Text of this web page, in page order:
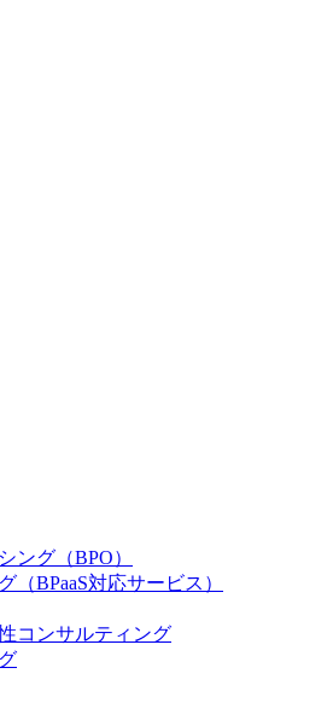
ング（BPO）
BPaaS対応サービス）
コンサルティング